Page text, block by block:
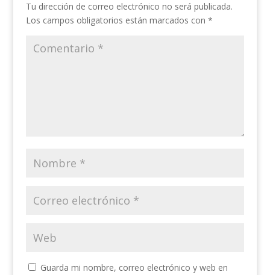
Tu dirección de correo electrónico no será publicada.
Los campos obligatorios están marcados con *
Guarda mi nombre, correo electrónico y web en